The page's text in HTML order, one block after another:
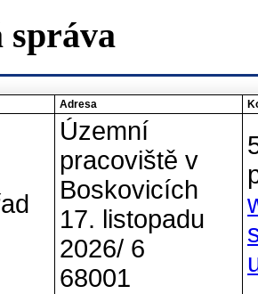
správa
Adresa
Územní
pracoviště v
Boskovicích
17. listopadu
2026/ 6
68001